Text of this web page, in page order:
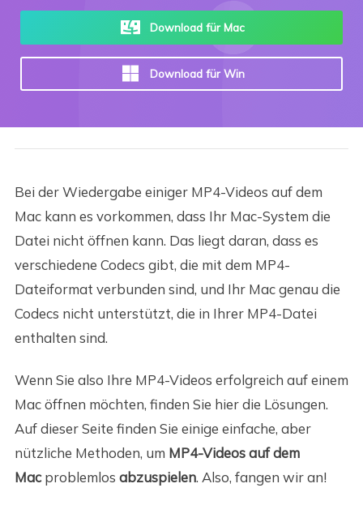
Download für Mac
Download für Win
Bei der Wiedergabe einiger MP4-Videos auf dem
Mac kann es vorkommen, dass Ihr Mac-System die
Datei nicht öffnen kann. Das liegt daran, dass es
verschiedene Codecs gibt, die mit dem MP4-
Dateiformat verbunden sind, und Ihr Mac genau die
Codecs nicht unterstützt, die in Ihrer MP4-Datei
enthalten sind.
Wenn Sie also Ihre MP4-Videos erfolgreich auf einem
Mac öffnen möchten, finden Sie hier die Lösungen.
Auf dieser Seite finden Sie einige einfache, aber
nützliche Methoden, um MP4-Videos auf dem
Macproblemlos abzuspielen. Also, fangen wir an!